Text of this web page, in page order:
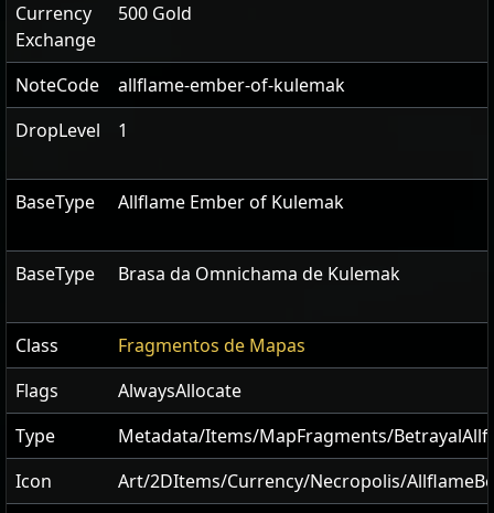
Currency
Exchange
500 Gold
NoteCode
allflame-ember-of-kulemak
DropLevel
1
BaseType Allflame Ember of Kulemak
BaseType Brasa da Omnichama de Kulemak
Class
Fragmentos de Mapas
Flags
AlwaysAllocate
Type
Metadata/Items/MapFragments/
Icon
Art/2DItems/Currency/Necropolis/